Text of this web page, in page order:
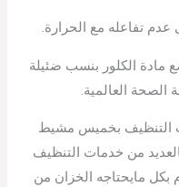
عدم تفاعله مع الحرارة.
مادة الكلور بنسب ضئيلة
العالمية.
التنظيف بخميس مشيط
من خدمات التنظيف
بكل مايحتاجه الخزان من